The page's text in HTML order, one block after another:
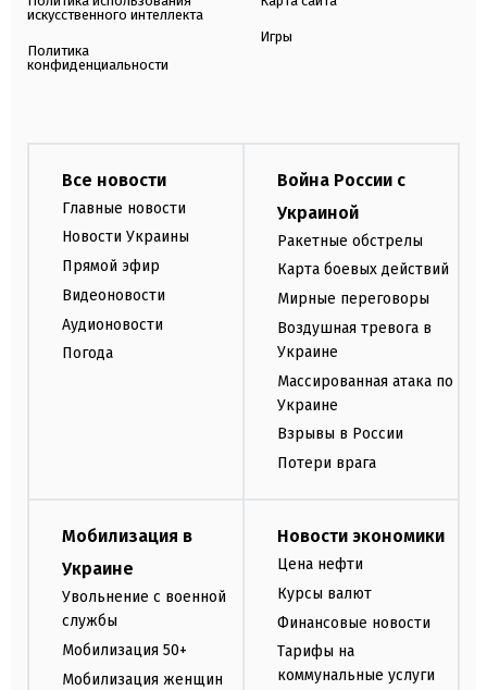
искусственного интеллекта
Политика
конфиденциальности
Игры
Все новости
Главные новости
Новости Украины
Прямой эфир
Видеоновости
Аудионовости
Погода
Война России с
Украиной
Ракетные обстрелы
Карта боевых действий
Мирные переговоры
Воздушная тревога в
Украине
Массированная атака по
Украине
Взрывы в России
Потери врага
Мобилизация в
Украине
Увольнение с военной
службы
Мобилизация 50+
Мобилизация женщин
Новости экономики
Цена нефти
Курсы валют
Финансовые новости
Тарифы на
коммунальные услуги